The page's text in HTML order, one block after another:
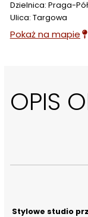
Dzielnica: Praga-
Ulica: Targowa
Pokaż na mapie
OPIS
Stylowe studio